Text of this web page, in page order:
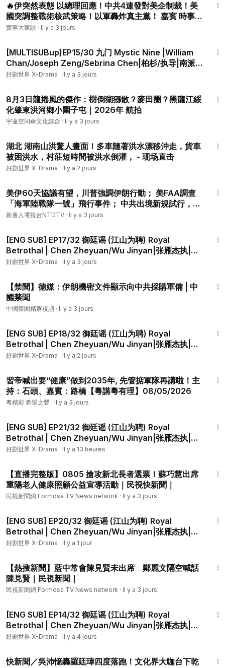
🔥伊突然表態 以總理回應！中共4連發對美企制裁！美
國突調整戰術核武策略！以軍轟炸真主黨！ 嘉賓 時事評
論員 唐柏橋先生 主持 薛然【實事大家談】
實事大家談 · Il y a 3 jours
[MULTISUBup]EP15/30 九门 Mystic Nine |William
Chan/Joseph Zeng/Sebrina Chen|柏杉/执导|南派
三叔编剧|陳偉霆/曾舜晞/陳瑤领衔主演|徐正溪 /李乃文/
好剧世界 X-Drama · Il y a 3 jours
8月3日龍捲風的傑作：樹倒猢猻散？麥田圈？黑龍江綏
化肇東洪河鄉小圍子屯｜2026年 航拍
宇蓮空间🪷文化綜合 · Il y a 3 jours
湖北 湖南山洪驚人畫面！多車隨著洪水漂移沖走，貨車
被困洪水，村莊短時間被洪水倒灌， - 现场直击
好剧世界 X-Drama · Il y a 2 jours
美伊60天協議有望，川普強調伊朗行動； 美FAA調查
「海軍陸戰隊一號」飛行事件； 中共出境新規試行，真
正想限制誰？ 中國疫情爆發猝死多，醫院爆滿【午間環
新唐人電視台NTDTV · Il y a 3 jours
[ENG SUB] EP17/32 御廷谣 (江山为聘) Royal
Betrothal | Chen Zheyuan/Wu Jinyan|张雁杰执|陈
哲远/吴谨言领衔主演|
好剧世界 X-Drama · Il y a 3 jours
【禁聞】德媒：伊朗機密文件顯示向中共採購軍備 | 中
國禁聞
中國禁聞精選視頻 · Il y a 3 jours
[ENG SUB] EP18/32 御廷谣 (江山为聘) Royal
Betrothal | Chen Zheyuan/Wu Jinyan|张雁杰执|陈
哲远/吴谨言领衔主演|
好剧世界 X-Drama · Il y a 2 jours
習帝喊出要“健康”做到2035年, 先管掂軍隊再講啦！主
持：石頭、嘉賓：路橋【粵講粵有理】08/05/2026
粵精彩 希望之聲 · Il y a 3 jours
[ENG SUB] EP21/32 御廷谣 (江山为聘) Royal
Betrothal | Chen Zheyuan/Wu Jinyan|张雁杰执|陈
哲远/吴谨言领衔主演|
好剧世界 X-Drama · Il y a 13 heures
【直播完整版】0805 搶攻新北長者選票！蘇巧慧出席
重陽老人健康照顧公益宣導活動｜民視快新聞｜
民視新聞網 Formosa TV News network · Il y a 3 jours
[ENG SUB] EP20/32 御廷谣 (江山为聘) Royal
Betrothal | Chen Zheyuan/Wu Jinyan|张雁杰执|陈
哲远/吴谨言领衔主演|
好剧世界 X-Drama · Il y a 1 jour
【熱搜新聞】藍中常會陳見賢未出席 鄭麗文隔空喊話
陳見賢｜民視新聞｜
民視新聞網 Formosa TV News network · Il y a 3 jours
[ENG SUB] EP14/32 御廷谣 (江山为聘) Royal
Betrothal | Chen Zheyuan/Wu Jinyan|张雁杰执|陈
哲远/吴谨言领衔主演|
好剧世界 X-Drama · Il y a 4 jours
快新聞／吳沛憶轟羅廷瑋四度落跑！文化界大咖台下乾